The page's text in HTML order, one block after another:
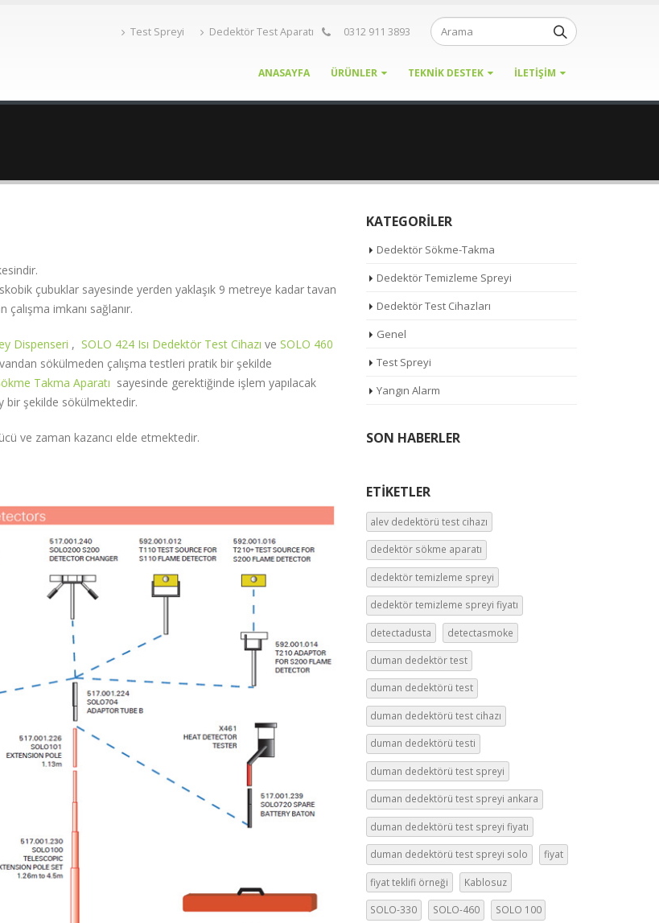
Test Spreyi Dedektör Test Aparatı 0312 911 3893
ANASAYFA ÜRÜNLER TEKNIK DESTEK İLETIŞIM
çubuklar sayesinde yerden yaklaşık 9 metreye kadar tavan
imkanı sağlanır.
Dispenseri , SOLO 424 Isı Dedektör Test Cihazı ve SOLO 460
sökülmeden çalışma testleri pratik bir şekilde
Takma Aparatı sayesinde gerektiğinde işlem yapılacak
bir şekilde sökülmektedir.
ve zaman kazancı elde etmektedir.
KATEGORILER
Dedektör Sökme-Takma
Dedektör Temizleme Spreyi
Dedektör Test Cihazları
Genel
Test Spreyi
Yangın Alarm
SON HABERLER
ETIKETLER
alev dedektörü test cihazı
dedektör sökme aparatı
dedektör temizleme spreyi
dedektör temizleme spreyi fiyatı
detectadusta detectasmoke
duman dedektör test
duman dedektörü test
duman dedektörü test cihazı
duman dedektörü testi
duman dedektörü test spreyi
duman dedektörü test spreyi ankara
duman dedektörü test spreyi fiyatı
duman dedektörü test spreyi solo fiyat
fiyat teklifi örneği Kablosuz
SOLO-330 SOLO-460 SOLO 100